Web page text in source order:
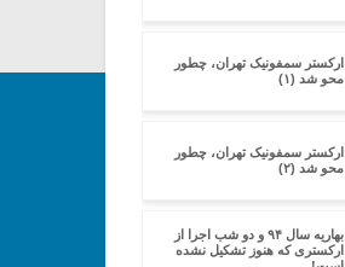
ارکستر سمفونیک تهران، چطور
محو شد (۱)
ارکستر سمفونیک تهران، چطور
محو شد (۲)
بهاریه سال ۹۴ و دو شب اجرا از
ارکستری که هنوز تشکیل نشده